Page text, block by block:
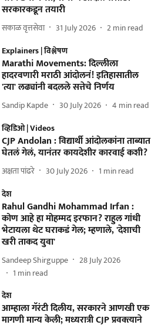
सरकारकडून तयारी
सकाळ वृत्तसेवा 31 July 2026 2min read
Explainers | विश्लेषण
Marathi Movements: दिल्लीला
हादरवणारी मराठी आंदोलनं! इतिहासातील
'त्या' लढ्यांनी बदलले सत्तेचे निर्णय
Sandip Kapde 30 July 2026 4 min read
व्हिडिओ | Videos
CJP Andolan : विद्यार्थी आंदोलकांना ताब्यात
घेतलं गेलं, यानंतर कायदेशीर कारवाई कशी?
अक्षता पांढरे 30 July 2026 1 min read
देश
Rahul Gandhi Mohammad Irfan :
कोण आहे हा मोहम्मद इरफान? राहुल गांधी
भेटायला थेट घराकडं गेल; म्हणाले, 'देशाची
खरी ताकद युवा'
Sandeep Shirguppe
28 July 2026
1 min read
देश
आम्हाला गॅरंटी दिलीय, सरकारने आणखी एक
मागणी मान्य केली; मध्यरात्री CJP प्रवक्त्याने